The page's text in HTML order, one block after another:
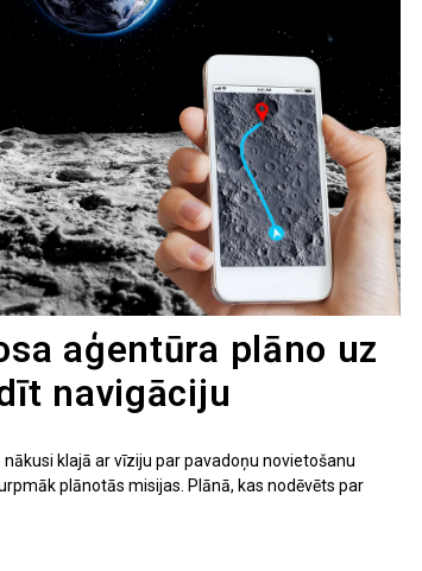
aģentūra plāno uz
navigāciju
klajā ar vīziju par pavadoņu novietošanu
plānotās misijas. Plānā, kas nodēvēts par